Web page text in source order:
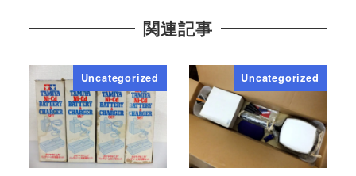
関連記事
Uncategorized Uncategorized